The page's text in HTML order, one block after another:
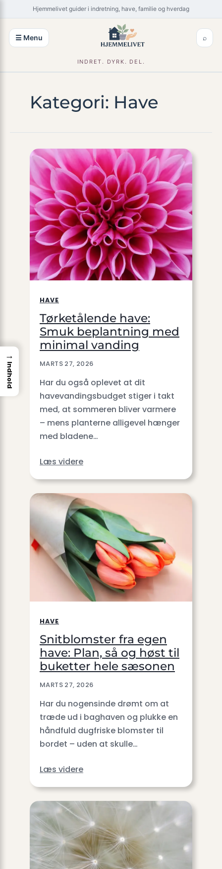
til
indhold
Hjemmelivet guider i indretning, have, familie og hverdag
☰ Menu ⌕
INDRET. DYRK. DEL.
Kategori: Have
HAVE
Tørketålende have:
Smuk beplantning med
minimal vanding
MARTS 27, 2026
Har du også oplevet at dit
havevandingsbudget stiger i takt
med, at sommeren bliver varmere
– mens planterne alligevel hænger
med bladene…
Læs videre
HAVE
Snitblomster fra egen
have: Plan, så og høst til
buketter hele sæsonen
MARTS 27, 2026
Har du nogensinde drømt om at
træde ud i baghaven og plukke en
håndfuld dugfriske blomster til
bordet – uden at skulle…
Læs videre
→
Indhold